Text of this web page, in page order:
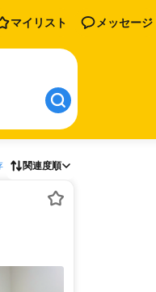
マイリスト メッセージ
関連度順